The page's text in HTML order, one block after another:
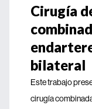
Cirugía
bilateral
Este trabajo
cirugía